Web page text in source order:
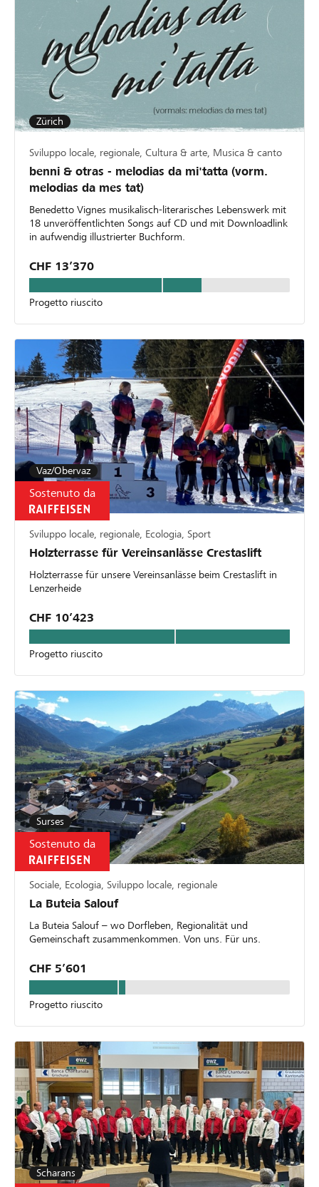
Zürich
Sviluppo locale, regionale, Cultura & arte, Musica & canto
benni & otras - melodias da mi'tatta (vorm.
melodias da mes tat)
Benedetto Vignes musikalisch-literarisches Lebenswerk mit
18 unveröffentlichten Songs auf CD und mit Downloadlink
in aufwendig illustrierter Buchform.
CHF 13’370
Progetto riuscito
Vaz/Obervaz
Sostenuto da
Sviluppo locale, regionale, Ecologia, Sport
Holzterrasse für Vereinsanlässe Crestaslift
Holzterrasse für unsere Vereinsanlässe beim Crestaslift in
Lenzerheide
CHF 10’423
Progetto riuscito
Surses
Sostenuto da
Sociale, Ecologia, Sviluppo locale, regionale
La Buteia Salouf
La Buteia Salouf – wo Dorfleben, Regionalität und
Gemeinschaft zusammenkommen. Von uns. Für uns.
CHF 5’601
Progetto riuscito
Scharans